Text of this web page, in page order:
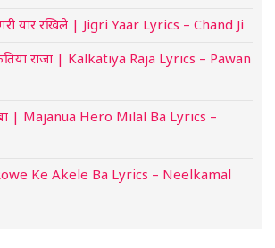
यार रखिले | Jigri Yaar Lyrics – Chand Ji
राजा | Kalkatiya Raja Lyrics – Pawan
| Majanua Hero Milal Ba Lyrics –
Ke Akele Ba Lyrics – Neelkamal